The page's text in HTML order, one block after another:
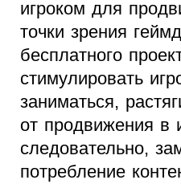
игроком для
точки зрения
бесплатного
стимулировать
заниматься,
от продвижения в
следовательно,
потребление